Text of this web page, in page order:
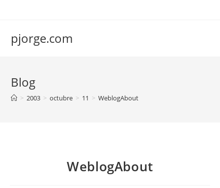
pjorge.com
Blog
> 2003 > octubre > 11 > WeblogAbout
WeblogAbout